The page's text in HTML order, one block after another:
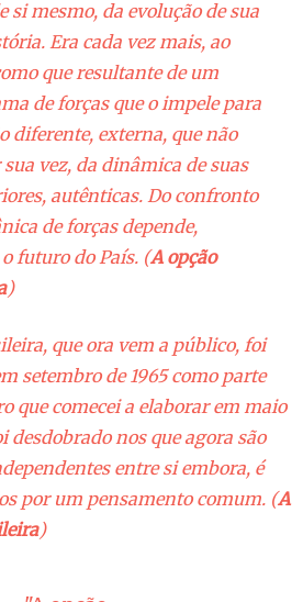
si mesmo, da evolução de sua
Era cada vez mais, ao
que resultante de um
de forças que o impele para
diferente, externa, que não
vez, da dinâmica de suas
autênticas. Do confronto
de forças depende,
futuro do País. (A opção
)
que ora vem a público, foi
setembro de 1965 como parte
que comecei a elaborar em maio
desdobrado nos que agora são
entre si embora, é
por um pensamento comum. (A
)